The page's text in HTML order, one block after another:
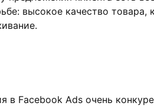
высокое качество товара,
в Facebook Ads очень